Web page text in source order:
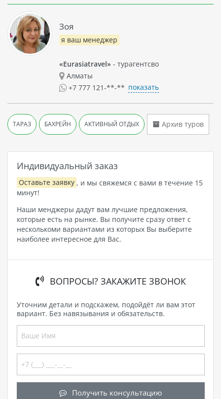
Индивидуальный заказ
Оставьте заявку , и мы свяжемся с вами в течение 15
минут!
Наши менджеры дадут вам лучшие предложения,
которые есть на рынке. Вы получите сразу ответ с
несколькоми вариантами из которых Вы выберите
наиболее интересное для Вас.
ВОПРОСЫ? ЗАКАЖИТЕ ЗВОНОК
Уточним детали и подскажем, подойдёт ли вам этот
вариант. Без навязывания и обязательств.
Получить консультацию
Зоя
я ваш менеджер
«Eurasiatravel» - турагентсво
Алматы
+7 777 121-**-** показать
ТАРАЗ БАХРЕЙН АКТИВНЫЙ ОТДЫХ Архив туров